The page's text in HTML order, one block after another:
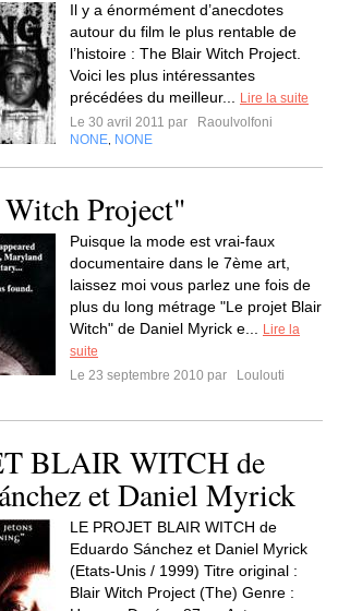
Il y a énormément d’anecdotes
autour du film le plus rentable de
l’histoire : The Blair Witch Project.
Voici les plus intéressantes
précédées du meilleur...
Lire la suite
Le 30 avril 2011 par
Raoulvolfoni
NONE NONE
Project"
Puisque la mode est vrai-faux
documentaire dans le 7ème art,
laissez moi vous parlez une fois de
plus du long métrage "Le projet Blair
Witch" de Daniel Myrick e...
Lire la
suite
Le 23 septembre 2010 par
Loulouti
BLAIR WITCH de
et Daniel Myrick
LE PROJET BLAIR WITCH de
Eduardo Sánchez et Daniel Myrick
(Etats-Unis / 1999) Titre original :
Blair Witch Project (The) Genre :